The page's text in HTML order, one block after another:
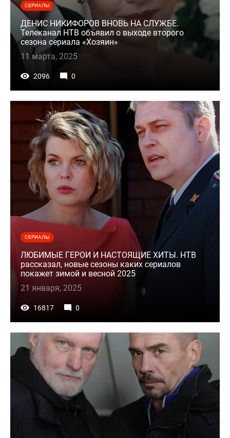
СЕРИАЛЫ
ДЕНИС НИКИФОРОВ ВНОВЬ НА СЛУЖБЕ.
Телеканал НТВ объявил о выходе второго
сезона сериала «Хозяин»
11 марта, 2025
2096 0
СЕРИАЛЫ
ЛЮБИМЫЕ ГЕРОИ И НАСТОЯЩИЕ ХИТЫ. НТВ
рассказал, новые сезоны каких сериалов
покажет зимой и весной 2025
21 января, 2025
16817 0